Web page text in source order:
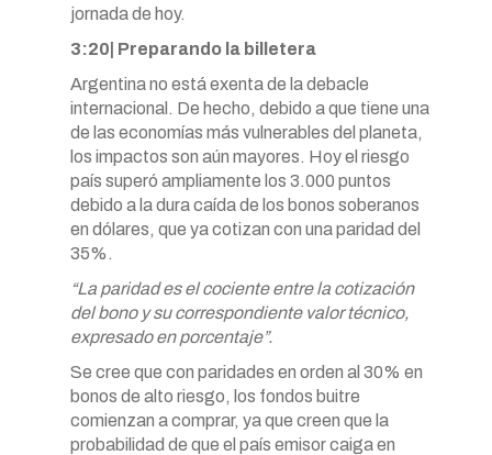
jornada de hoy.
3:20| Preparando la billetera
Argentina no está exenta de la debacle
internacional. De hecho, debido a que tiene una
de las economías más vulnerables del planeta,
los impactos son aún mayores. Hoy el riesgo
país superó ampliamente los 3.000 puntos
debido a la dura caída de los bonos soberanos
en dólares, que ya cotizan con una paridad del
35%.
“La paridad es el cociente entre la cotización
del bono y su correspondiente valor técnico,
expresado en porcentaje”.
Se cree que con paridades en orden al 30% en
bonos de alto riesgo, los fondos buitre
comienzan a comprar, ya que creen que la
probabilidad de que el país emisor caiga en